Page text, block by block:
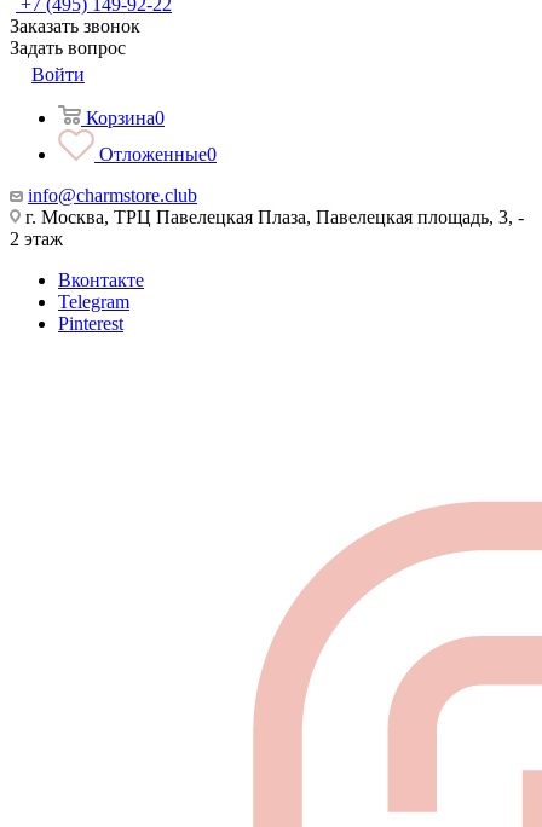
+7 (495) 149-92-22
Заказать звонок
Задать вопрос
Войти
Корзина0
Отложенные0
info@charmstore.club
г. Москва, ТРЦ Павелецкая Плаза, Павелецкая площадь, 3, -
2 этаж
Вконтакте
Telegram
Pinterest